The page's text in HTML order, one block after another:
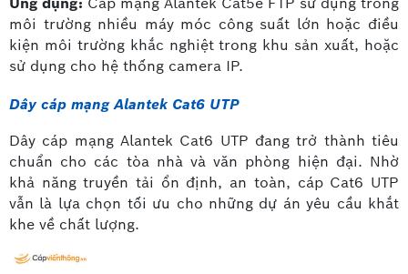
môi trường nhiều máy móc công suất lớn hoặc điều
kiện môi trường khắc nghiệt trong khu sản xuất, hoặc
sử dụng cho hệ thống camera IP.
Dây cáp mạng Alantek Cat6 UTP
Dây cáp mạng Alantek Cat6 UTP đang trở thành tiêu
chuẩn cho các tòa nhà và văn phòng hiện đại. Nhờ
khả năng truyền tải ổn định, an toàn, cáp Cat6 UTP
vẫn là lựa chọn tối ưu cho những dự án yêu cầu khắt
khe về chất lượng.